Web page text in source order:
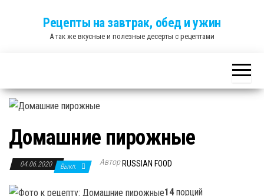
Рецепты на завтрак, обед и ужин
А так же вкусные и полезные десерты с рецептами
Домашние пирожные
04.06.2020 Выкл. Автор RUSSIAN FOOD
14порций